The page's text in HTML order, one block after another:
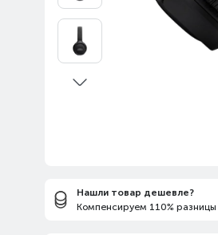
Нашли товар дешевле?
Компенсируем 110% разницы